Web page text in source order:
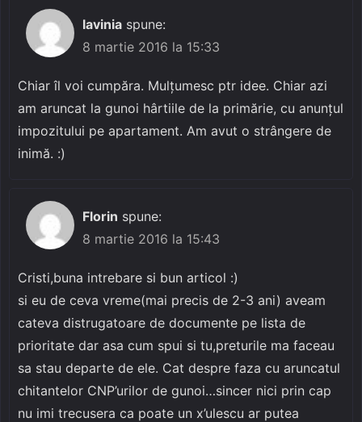
lavinia spune:
8 martie 2016 la 15:33
Chiar îl voi cumpăra. Mulţumesc ptr idee. Chiar azi
am aruncat la gunoi hârtiile de la primărie, cu anunţul
impozitului pe apartament. Am avut o strângere de
inimă. :)
Florin spune:
8 martie 2016 la 15:43
Cristi,buna intrebare si bun articol :)
si eu de ceva vreme(mai precis de 2-3 ani) aveam
cateva distrugatoare de documente pe lista de
prioritate dar asa cum spui si tu,preturile ma faceau
sa stau departe de ele. Cat despre faza cu aruncatul
chitantelor CNP’urilor de gunoi…sincer nici prin cap
nu imi trecusera ca poate un x’ulescu ar putea